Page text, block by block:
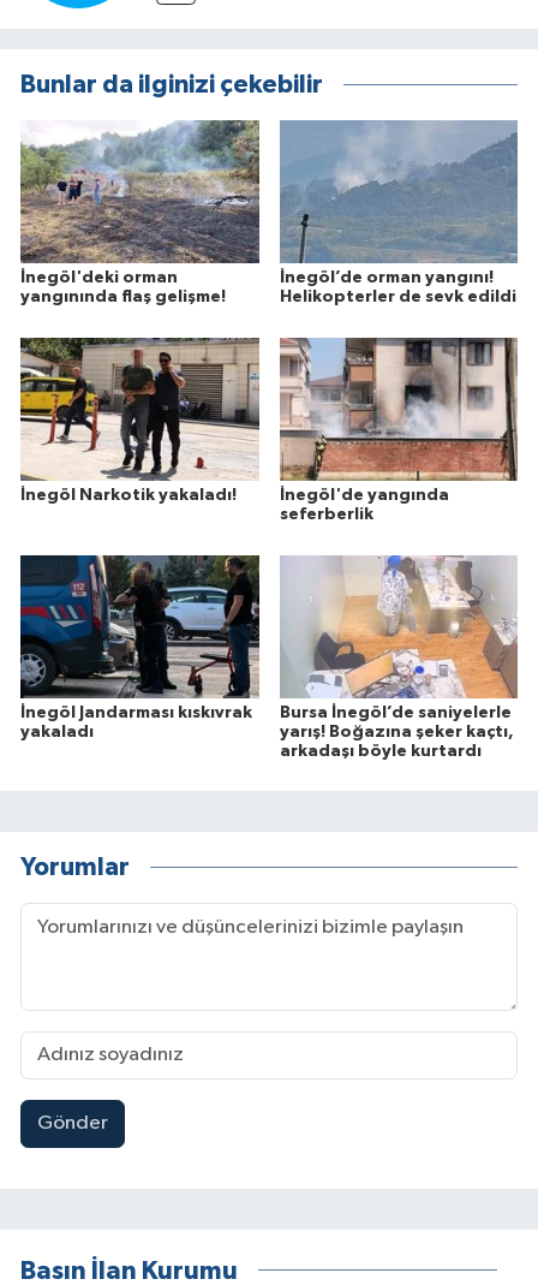
Bunlar da ilginizi çekebilir
İnegöl'deki orman
yangınında flaş gelişme!
İnegöl’de orman yangını!
Helikopterler de sevk edildi
İnegöl Narkotik yakaladı!
İnegöl'de yangında
seferberlik
İnegöl Jandarması kıskıvrak
yakaladı
Bursa İnegöl’de saniyelerle
yarış! Boğazına şeker kaçtı,
arkadaşı böyle kurtardı
Yorumlar
Gönder
Basın İlan Kurumu